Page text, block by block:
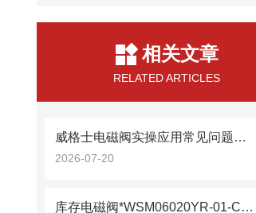
相关文章
RELATED ARTICLES
威格士电磁阀实操应用常见问题分析及解决方法探讨
2026-07-20
库存电磁阀*WSM06020YR-01-C-N-24DG